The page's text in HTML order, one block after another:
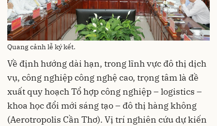
Quang cảnh lễ ký kết.
Về định hướng dài hạn, trong lĩnh vực đô thị dịch
vụ, công nghiệp công nghệ cao, trọng tâm là đề
xuất quy hoạch Tổ hợp công nghiệp – logistics –
khoa học đổi mới sáng tạo – đô thị hàng không
(Aerotropolis Cần Thơ). Vị trí nghiên cứu dự kiến